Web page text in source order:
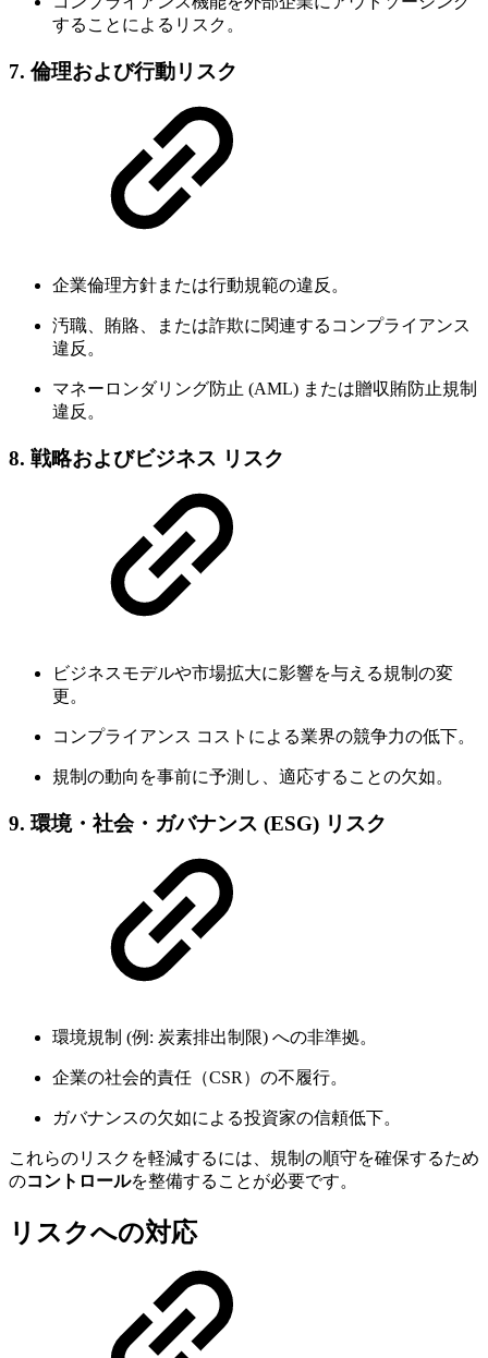
することによるリスク。
7. 倫理および行動リスク
企業倫理方針または行動規範の違反。
汚職、賄賂、または詐欺に関連するコンプライアンス
違反。
マネーロンダリング防止 (AML) または贈収賄防止規制
違反。
8. 戦略およびビジネス リスク
ビジネスモデルや市場拡大に影響を与える規制の変
更。
コンプライアンス コストによる業界の競争力の低下。
規制の動向を事前に予測し、適応することの欠如。
9. 環境・社会・ガバナンス (ESG) リスク
環境規制 (例: 炭素排出制限) への非準拠。
企業の社会的責任（CSR）の不履行。
ガバナンスの欠如による投資家の信頼低下。
これらのリスクを軽減するには、規制の順守を確保するため
のコントロールを整備することが必要です。
リスクへの対応